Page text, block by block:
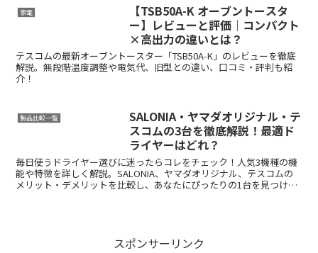
家電
【TSB50A-K オーブントースタ
ー】レビューと評価｜コンパクト
×高出力の違いとは？
テスコムの最新オーブントースター「TSB50A-K」のレビューを徹底
解説。無段階温度調整や電気代、旧型との違い、口コミ・評判も紹
介！
製品比較一覧
SALONIA・ヤマダオリジナル・テ
スコムの3台を徹底解説！最適ド
ライヤーはどれ？
毎日使うドライヤー選びに迷ったらコレをチェック！人気3機種の機
能や特徴を詳しく解説。SALONIA、ヤマダオリジナル、テスコムの
メリット・デメリットを比較し、あなたにぴったりの1台を見つけよ
スポンサーリンク